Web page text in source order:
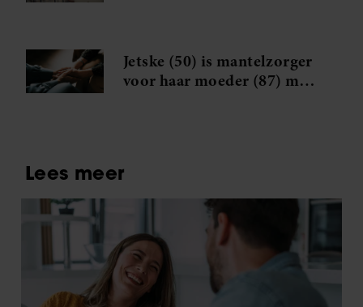
Jetske (50) is mantelzorger
voor haar moeder (87) met